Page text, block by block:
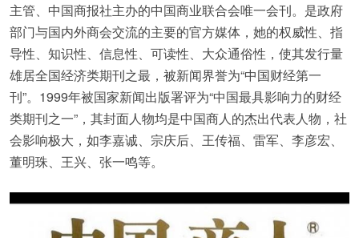
主管、中国商报社主办的中国商业联合会唯一会刊。是政府
部门与国内外商会交流的主要的官方媒体，她的权威性、指
导性、知识性、信息性、可读性、大众通俗性，使其发行量
雄居全国经济类期刊之最，被新闻界誉为“中国财经第一
刊”。1999年被国家新闻出版署评为“中国最具影响力的财经
类期刊之一”，其封面人物均是中国商人的杰出代表人物，社
会影响极大，如李嘉诚、宗庆后、王传福、雷军、李彦宏、
董明珠、王兴、张一鸣等。